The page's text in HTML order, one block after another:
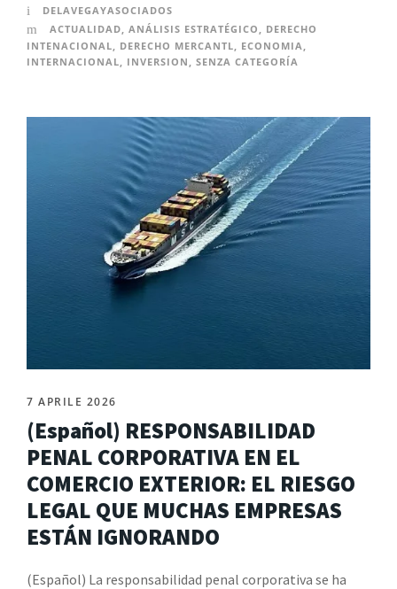
DELAVEGAYASOCIADOS
ACTUALIDAD, ANÁLISIS ESTRATÉGICO , DERECHO
INTENACIONAL, DERECHO MERCANTL, ECONOMIA,
INTERNACIONAL, INVERSION , SENZA CATEGORÍA
7 APRILE 2026
(Español) RESPONSABILIDAD
PENAL CORPORATIVA EN EL
COMERCIO EXTERIOR: EL RIESGO
LEGAL QUE MUCHAS EMPRESAS
ESTÁN IGNORANDO
(Español) La responsabilidad penal corporativa se ha